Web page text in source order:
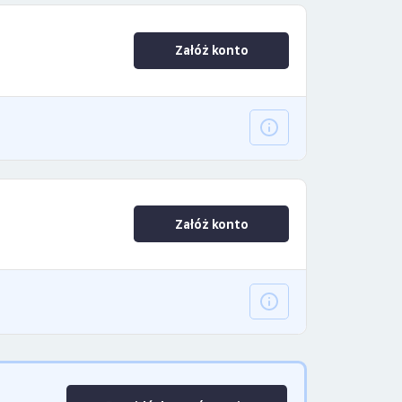
Załóż konto
Załóż konto